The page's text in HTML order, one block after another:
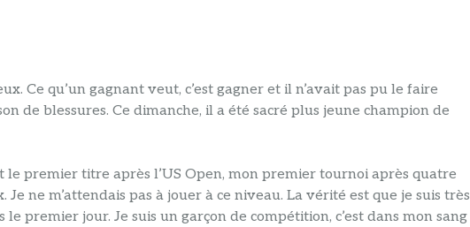
Ce qu’un gagnant veut, c’est gagner et il n’avait pas pu le faire
de blessures. Ce dimanche, il a été sacré plus jeune champion de
le premier titre après l’US Open, mon premier tournoi après quatre
Je ne m’attendais pas à jouer à ce niveau. La vérité est que je suis très
premier jour. Je suis un garçon de compétition, c’est dans mon sang